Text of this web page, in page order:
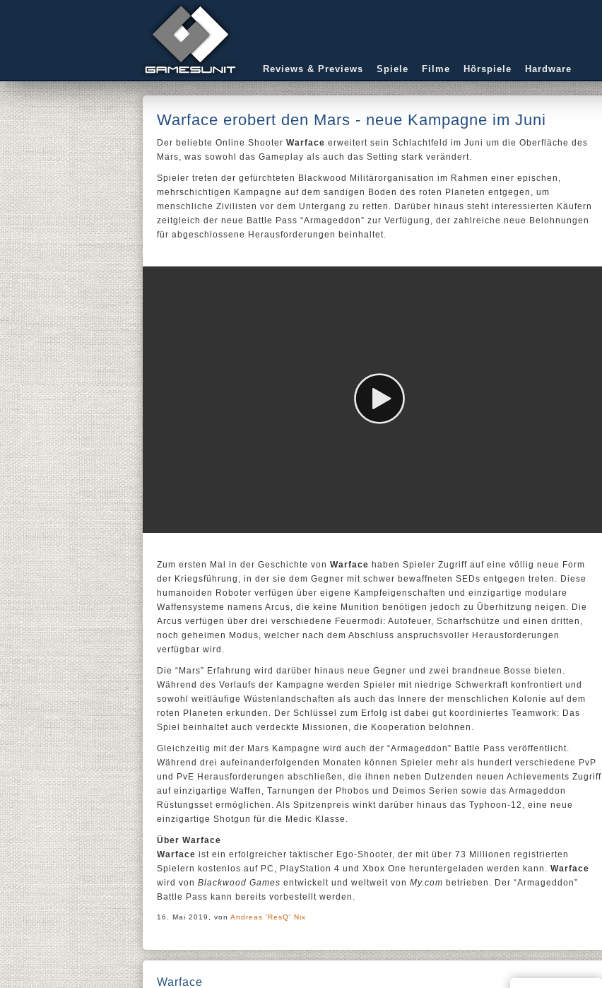
Reviews & Previews Spiele Filme Hörspiele Hardware
Warface erobert den Mars - neue Kampagne im Juni
Der beliebte Online Shooter Warface erweitert sein Schlachtfeld im Juni um die Oberfläche des
Mars, was sowohl das Gameplay als auch das Setting stark verändert.
Spieler treten der gefürchteten Blackwood Militärorganisation im Rahmen einer epischen,
mehrschichtigen Kampagne auf dem sandigen Boden des roten Planeten entgegen, um
menschliche Zivilisten vor dem Untergang zu retten. Darüber hinaus steht interessierten Käufern
zeitgleich der neue Battle Pass “Armageddon” zur Verfügung, der zahlreiche neue Belohnungen
für abgeschlossene Herausforderungen beinhaltet.
Zum ersten Mal in der Geschichte von Warface haben Spieler Zugriff auf eine völlig neue Form
der Kriegsführung, in der sie dem Gegner mit schwer bewaffneten SEDs entgegen treten. Diese
humanoiden Roboter verfügen über eigene Kampfeigenschaften und einzigartige modulare
Waffensysteme namens Arcus, die keine Munition benötigen jedoch zu Überhitzung neigen. Die
Arcus verfügen über drei verschiedene Feuermodi: Autofeuer, Scharfschütze und einen dritten,
noch geheimen Modus, welcher nach dem Abschluss anspruchsvoller Herausforderungen
verfügbar wird.
Die “Mars” Erfahrung wird darüber hinaus neue Gegner und zwei brandneue Bosse bieten.
Während des Verlaufs der Kampagne werden Spieler mit niedrige Schwerkraft konfrontiert und
sowohl weitläufige Wüstenlandschaften als auch das Innere der menschlichen Kolonie auf dem
roten Planeten erkunden. Der Schlüssel zum Erfolg ist dabei gut koordiniertes Teamwork: Das
Spiel beinhaltet auch verdeckte Missionen, die Kooperation belohnen.
Gleichzeitig mit der Mars Kampagne wird auch der “Armageddon” Battle Pass veröffentlicht.
Während drei aufeinanderfolgenden Monaten können Spieler mehr als hundert verschiedene PvP
und PvE Herausforderungen abschließen, die ihnen neben Dutzenden neuen Achievements Zugriff
auf einzigartige Waffen, Tarnungen der Phobos und Deimos Serien sowie das Armageddon
Rüstungsset ermöglichen. Als Spitzenpreis winkt darüber hinaus das Typhoon-12, eine neue
einzigartige Shotgun für die Medic Klasse.
Über Warface
Warface ist ein erfolgreicher taktischer Ego-Shooter, der mit über 73 Millionen registrierten
Spielern kostenlos auf PC, PlayStation 4 und Xbox One heruntergeladen werden kann. Warface
wird von Blackwood Games entwickelt und weltweit von My.com betrieben. Der “Armageddon”
Battle Pass kann bereits vorbestellt werden.
16. Mai 2019, von Andreas 'ResQ' Nix
Warface